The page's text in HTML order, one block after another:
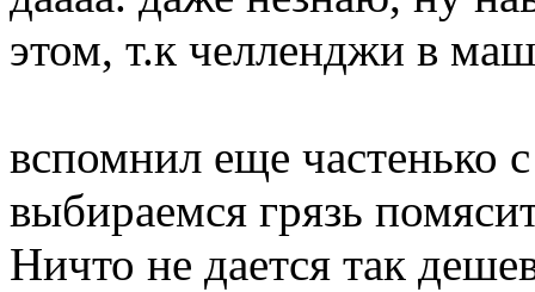
этом, т.к челленджи в
вспомнил еще частенько
выбираемся грязь
Ничто не дается так